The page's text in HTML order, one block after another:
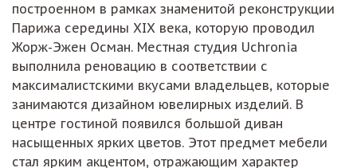
построенном в рамках знаменитой реконструкции
Парижа середины XIX века, которую проводил
Жорж-Эжен Осман. Местная студия Uchronia
выполнила реновацию в соответствии с
максималистскими вкусами владельцев, которые
занимаются дизайном ювелирных изделий. В
центре гостиной появился большой диван
насыщенных ярких цветов. Этот предмет мебели
стал ярким акцентом, отражающим характер